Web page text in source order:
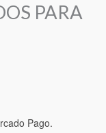
PARA
Pago.